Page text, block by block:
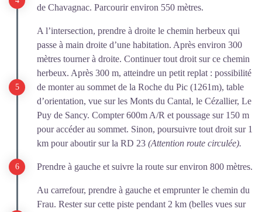
de Chavagnac. Parcourir environ 550 mètres.
A l’intersection, prendre à droite le chemin herbeux qui
passe à main droite d’une habitation. Après environ 300
mètres tourner à droite. Continuer tout droit sur ce chemin
herbeux. Après 300 m, atteindre un petit replat : possibilité
de monter au sommet de la Roche du Pic (1261m), table
d’orientation, vue sur les Monts du Cantal, le Cézallier, Le
Puy de Sancy. Compter 600m A/R et poussage sur 150 m
pour accéder au sommet. Sinon, poursuivre tout droit sur 1
km pour aboutir sur la RD 23 (Attention route circulée).
Prendre à gauche et suivre la route sur environ 800 mètres.
Au carrefour, prendre à gauche et emprunter le chemin du
Frau. Rester sur cette piste pendant 2 km (belles vues sur